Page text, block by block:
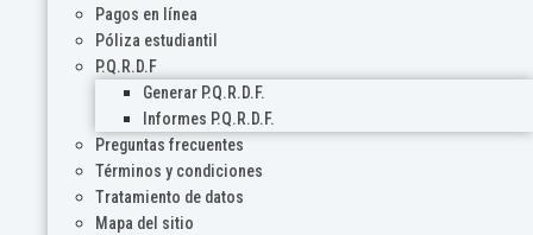
Pagos en línea
Póliza estudiantil
P.Q.R.D.F
Generar P.Q.R.D.F.
Informes P.Q.R.D.F.
Preguntas frecuentes
Términos y condiciones
Tratamiento de datos
Mapa del sitio